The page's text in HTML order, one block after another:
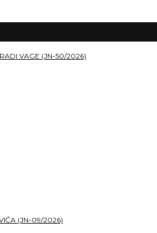
VAGE (JN-50/2026)
(JN-09/2026)